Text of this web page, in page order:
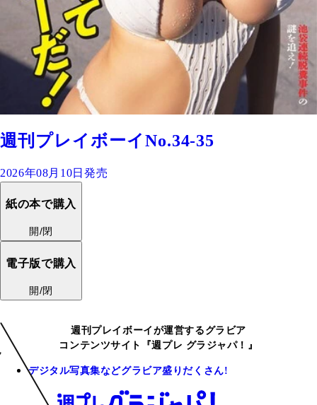
週刊プレイボーイNo.34-35
2026年08月10日発売
紙の本で購入
開/閉
電子版で購入
開/閉
週刊プレイボーイが運営するグラビア
コンテンツサイト『週プレ グラジャパ！』
デジタル写真集などグラビア盛りだくさん!